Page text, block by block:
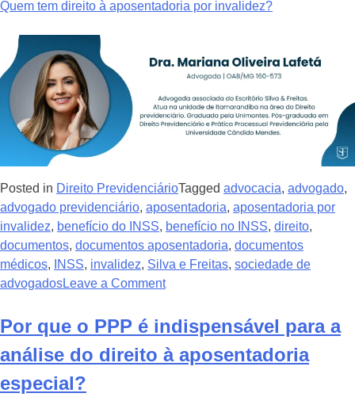
Quem tem direito à aposentadoria por invalidez?
Posted in Direito PrevidenciárioTagged advocacia, advogado,
advogado previdenciário, aposentadoria, aposentadoria por
invalidez, benefício do INSS, benefício no INSS, direito,
documentos, documentos aposentadoria, documentos
médicos, INSS, invalidez, Silva e Freitas, sociedade de
advogadosLeave a Comment
Por que o PPP é indispensável para a
análise do direito à aposentadoria
especial?